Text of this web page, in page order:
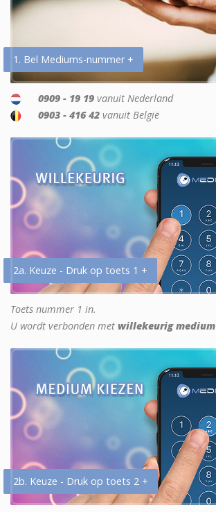
1. Bel Mediums-nummer +
0909 - 19 19 vanuit Nederland
0903 - 416 42 vanuit België
2a. Keuze - Druk op toets 1 +
Toets nummer 1 in.
U wordt verbonden met willekeurig medium
2b. Keuze - Druk op toets 2 +